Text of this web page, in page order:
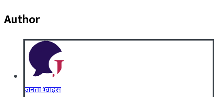
Author
जनता भ्वाइस